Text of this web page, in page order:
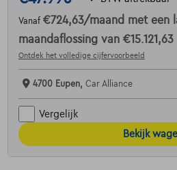
Vanaf €724,63/maand met een
maandaflossing van €15.121,63
Ontdek het volledige cijfervoorbeeld
4700 Eupen, Car Alliance
Vergelijk
Bekijk